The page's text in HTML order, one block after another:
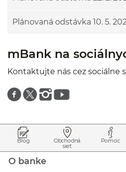
Plánovaná odstávka 10. 5.
mBank na
Kontaktujte nás cez sociálne
Znajdź nas na facebooku
Znajdź nas na twitterze
Znajdź nas na instagramie
Znajdź nas na youtube
Prejsť na začiatok stránky
Preskočiť na začiatok obsahu
Blog Obchodná
sieť
Pomoc
O banke